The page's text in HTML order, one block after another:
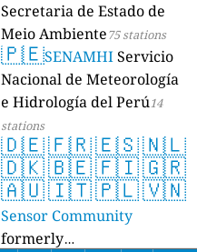
Secretaria de Estado de
Meio Ambiente75 stations
🇵🇪SENAMHIServicio
Nacional de Meteorología
e Hidrología del Perú14
stations
🇩🇪🇫🇷🇪🇸🇳🇱
🇩🇰🇧🇪🇫🇮🇬🇷
🇦🇺🇮🇹🇵🇱🇻🇳
Sensor Community
formerly